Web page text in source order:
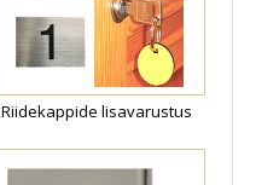
Riidekappide lisavarustus